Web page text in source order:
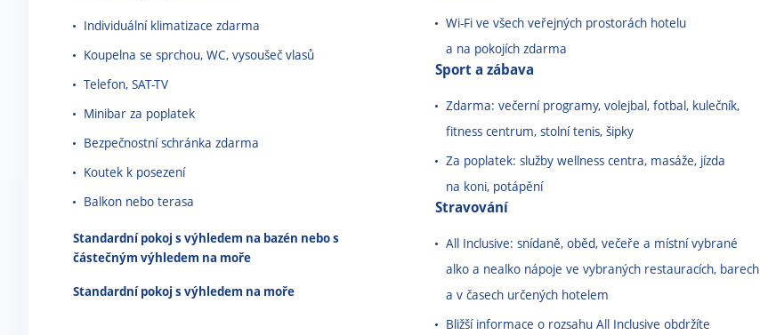
Individuální klimatizace zdarma
Koupelna se sprchou, WC, vysoušeč vlasů
Telefon, SAT-TV
Minibar za poplatek
Bezpečnostní schránka zdarma
Koutek k posezení
Balkon nebo terasa
Standardní pokoj s výhledem na bazén nebos
částečným výhledem na moře
Standardní pokoj s výhledem na moře
Wi-Fi ve všech veřejných prostorách hotelu
a na pokojích zdarma
Sport a zábava
Zdarma: večerní programy, volejbal, fotbal, kulečník,
fitness centrum, stolní tenis, šipky
Za poplatek: služby wellness centra, masáže, jízda
na koni, potápění
Stravování
All Inclusive: snídaně, oběd, večeře a místní vybrané
alko a nealko nápoje ve vybraných restauracích, barech
a v časech určených hotelem
Bližší informace o rozsahu All Inclusive obdržíte